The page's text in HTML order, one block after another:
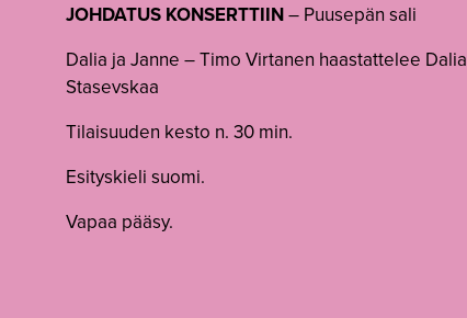
JOHDATUS KONSERTTIIN– Puusepän sali
Dalia ja Janne – Timo Virtanen haastattelee Dalia
Stasevskaa
Tilaisuuden kesto n. 30 min.
Esityskieli suomi.
Vapaa pääsy.